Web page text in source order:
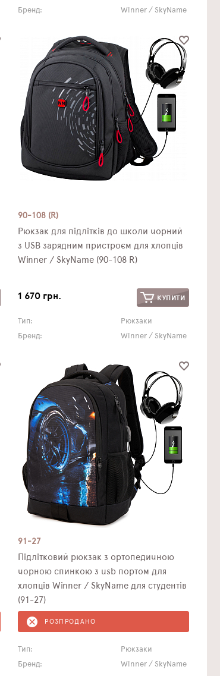
Бренд:
Winner / SkyName
90-108 (R)
Рюкзак для підлітків до школи чорний
з USB зарядним пристроєм для хлопців
Winner / SkyName (90-108 R)
1 670 грн. КУПИТИ
Тип:
Рюкзаки
Бренд:
Winner / SkyName
91-27
Підлітковий рюкзак з ортопедичною
чорною спинкою з usb портом для
хлопців Winner / SkyName для студентів
(91-27)
РОЗПРОДАНО
Тип:
Рюкзаки
Бренд:
Winner / SkyName